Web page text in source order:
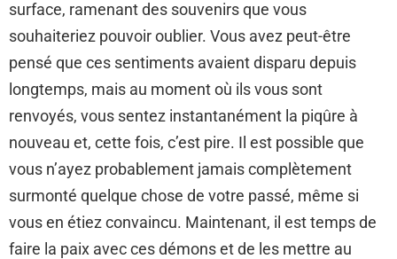
surface, ramenant des souvenirs que vous
souhaiteriez pouvoir oublier. Vous avez peut-être
pensé que ces sentiments avaient disparu depuis
longtemps, mais au moment où ils vous sont
renvoyés, vous sentez instantanément la piqûre à
nouveau et, cette fois, c’est pire. Il est possible que
vous n’ayez probablement jamais complètement
surmonté quelque chose de votre passé, même si
vous en étiez convaincu. Maintenant, il est temps de
faire la paix avec ces démons et de les mettre au